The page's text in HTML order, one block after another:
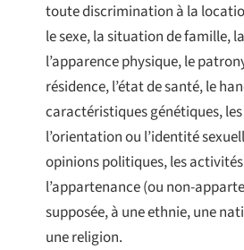
toute discrimination à la
le sexe, la situation de famille,
l’apparence physique, le
résidence, l’état de santé, le
caractéristiques génétiques,
l’orientation ou l’identité
opinions politiques, les
l’appartenance (ou non-
supposée, à une ethnie, une
une religion.